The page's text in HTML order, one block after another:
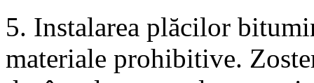
5. Instalarea plăcilor
materiale prohibitive.